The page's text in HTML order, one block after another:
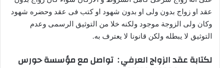
عقد او زواج بدون ولى او بدون شهود او كتب فى عقد وحضره شهود
وكان ولى الزوجة موجود ولكنه خلا من التوثيق الرسمى وعدم
التوثيق لا يبطله ولكن قانونا لا يعترف به.
لكتابة عقد الزواج العرفي : تواصل مع مؤسسة حورس